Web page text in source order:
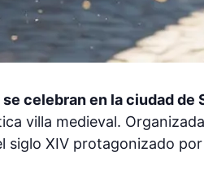
se celebran en la ciudad
villa medieval.
siglo XIV protagonizado